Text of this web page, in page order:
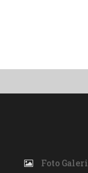
Foto Galeri